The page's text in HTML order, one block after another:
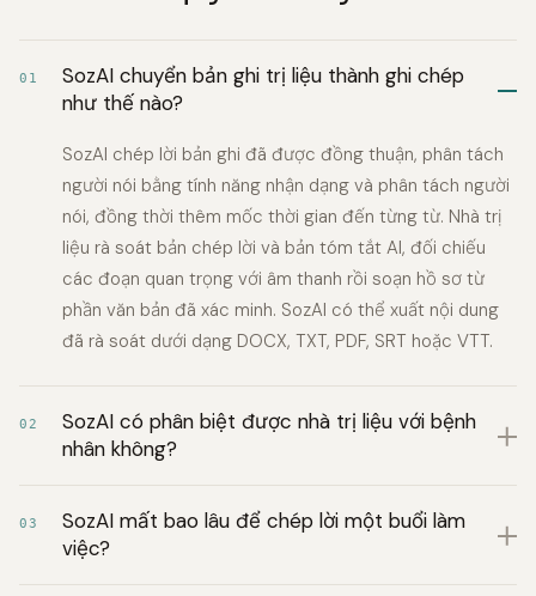
01
SozAI chuyển bản ghi trị liệu thành ghi chép
như thế nào?
SozAI chép lời bản ghi đã được đồng thuận, phân tách
người nói bằng tính năng nhận dạng và phân tách người
nói, đồng thời thêm mốc thời gian đến từng từ. Nhà trị
liệu rà soát bản chép lời và bản tóm tắt AI, đối chiếu
các đoạn quan trọng với âm thanh rồi soạn hồ sơ từ
phần văn bản đã xác minh. SozAI có thể xuất nội dung
đã rà soát dưới dạng DOCX, TXT, PDF, SRT hoặc VTT.
02
SozAI có phân biệt được nhà trị liệu với bệnh
nhân không?
03
SozAI mất bao lâu để chép lời một buổi làm
việc?